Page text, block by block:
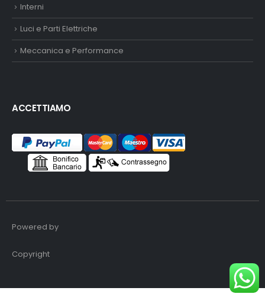
Interni
Luci e Parti Elettriche
Meccanica e Performance
ACCETTIAMO
Powered by
Copyright